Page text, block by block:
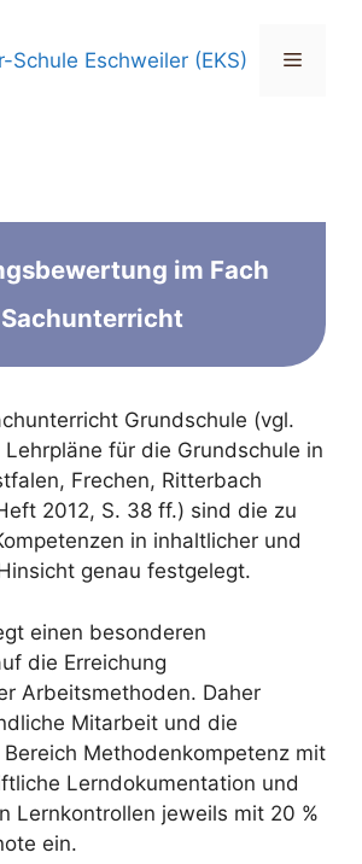
Menü
im Fach
Sachunterricht
Grundschule (vgl.
für die Grundschule in
Frechen, Ritterbach
2012, S. 38 ff.) sind die zu
in inhaltlicher und
genau festgelegt.
einen besonderen
die Erreichung
Arbeitsmethoden. Daher
Mitarbeit und die
Methodenkompetenz mit
Lerndokumentation und
Lernkontrollen jeweils mit 20 %
ein.